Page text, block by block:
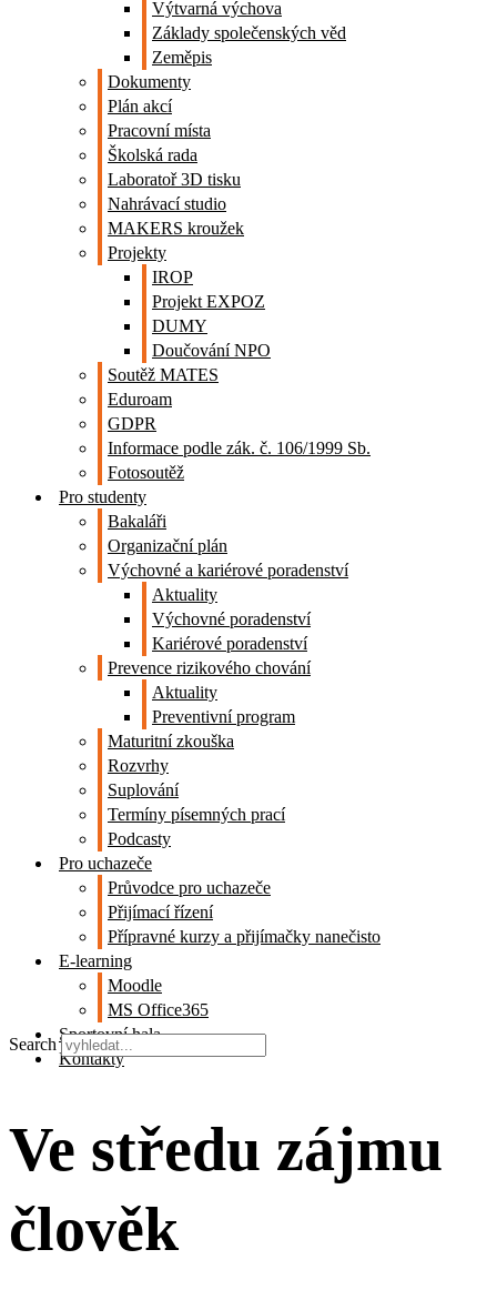
Výtvarná výchova
Základy společenských věd
Zeměpis
Dokumenty
Plán akcí
Pracovní místa
Školská rada
Laboratoř 3D tisku
Nahrávací studio
MAKERS kroužek
Projekty
IROP
Projekt EXPOZ
DUMY
Doučování NPO
Soutěž MATES
Eduroam
GDPR
Informace podle zák. č. 106/1999 Sb.
Fotosoutěž
Pro studenty
Bakaláři
Organizační plán
Výchovné a kariérové poradenství
Aktuality
Výchovné poradenství
Kariérové poradenství
Prevence rizikového chování
Aktuality
Preventivní program
Maturitní zkouška
Rozvrhy
Suplování
Termíny písemných prací
Podcasty
Pro uchazeče
Průvodce pro uchazeče
Přijímací řízení
Přípravné kurzy a přijímačky nanečisto
E-learning
Moodle
MS Office365
Sportovní hala
Kontakty
Search
Ve středu zájmu
člověk